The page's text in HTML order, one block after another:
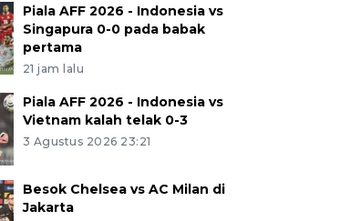
Piala AFF 2026 - Indonesia vs
Singapura 0-0 pada babak
pertama
21 jam lalu
Piala AFF 2026 - Indonesia vs
Vietnam kalah telak 0-3
3 Agustus 2026 23:21
Besok Chelsea vs AC Milan di
Jakarta